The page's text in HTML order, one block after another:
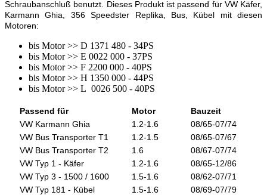
Schraubanschluß benutzt. Dieses Produkt ist passend für VW Käfer,
Karmann Ghia, 356 Speedster Replika, Bus, Kübel mit diesen
Motoren:
bis Motor >> D 1371 480 - 34PS
bis Motor >> E 0022 000 - 37PS
bis Motor >> F 2200 000 - 40PS
bis Motor >> H 1350 000 - 44PS
bis Motor >> L 0026 500 - 40PS
Passend für Motor
Bauzeit
VW Karmann Ghia
1.2-1.6
08/65-07/74
VW Bus Transporter T1
1.2-1.5
08/65-07/67
VW Bus Transporter T2
1.6
08/67-07/74
VW Typ 1 - Käfer
1.2-1.6
08/65-12/86
VW Typ 3 - 1500 / 1600
1.5-1.6
08/62-07/71
VW Typ 181 - Kübel
1.5-1.6 08/69-07/79